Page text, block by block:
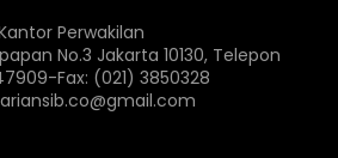
Perwakilan
No.3 Jakarta 10130, Telepon
Fax: (021) 3850328